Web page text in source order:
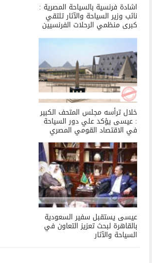
اشادة فرنسية بالسياحة المصرية :
نائب وزير السياحة والآثار تلتقي
كبرى منظمي الرحلات الفرنسيين
خلال ترأسه مجلس المتحف الكبير
: عيسى يؤكد علي دور السياحة
في الاقتصاد القومي المصري
عيسى يستقبل سفير السعودية
بالقاهرة لبحث تعزيز التعاون في
السياحة والآثار